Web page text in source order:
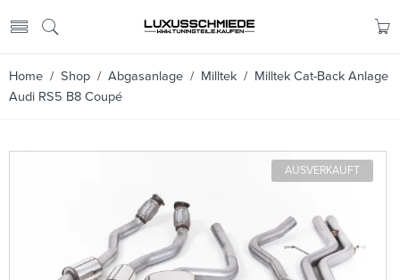
Home / Shop / Abgasanlage / Milltek / Milltek Cat-Back Anlage
Audi RS5 B8 Coupé
AUSVERKAUFT